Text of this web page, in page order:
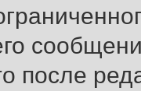
после